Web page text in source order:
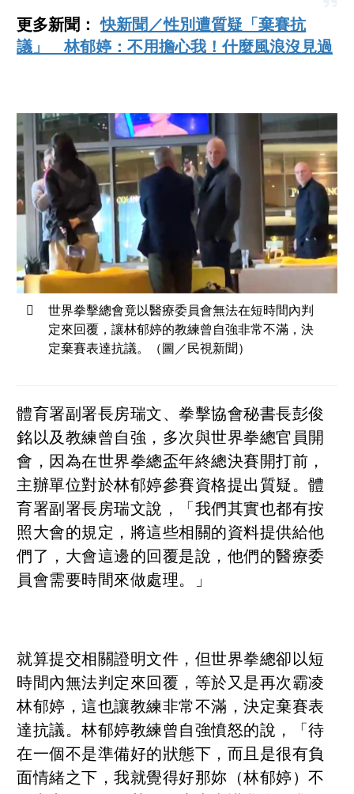
更多新聞：快新聞／性別遭質疑「棄賽抗
議」 林郁婷：不用擔心我！什麼風浪沒見過
世界拳擊總會竟以醫療委員會無法在短時間內判
定來回覆，讓林郁婷的教練曾自強非常不滿，決
定棄賽表達抗議。（圖／民視新聞）
體育署副署長房瑞文、拳擊協會秘書長彭俊
銘以及教練曾自強，多次與世界拳總官員開
會，因為在世界拳總盃年終總決賽開打前，
主辦單位對於林郁婷參賽資格提出質疑。體
育署副署長房瑞文說，「我們其實也都有按
照大會的規定，將這些相關的資料提供給他
們了，大會這邊的回覆是說，他們的醫療委
員會需要時間來做處理。」
就算提交相關證明文件，但世界拳總卻以短
時間內無法判定來回覆，等於又是再次霸凌
林郁婷，這也讓教練非常不滿，決定棄賽表
達抗議。林郁婷教練曾自強憤怒的說，「待
在一個不是準備好的狀態下，而且是很有負
面情緒之下，我就覺得好那妳（林郁婷）不